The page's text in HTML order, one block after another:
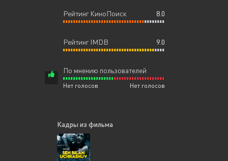
Рейтинг КиноПоиск 8.0
Рейтинг IMDB 9.0
По мнению пользователей
Нет голосов Нет голосов
Кадры из фильма